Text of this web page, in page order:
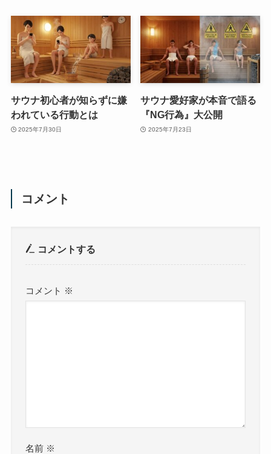
サウナ初心者が知らずに嫌
われている行動とは
2025年7月30日
サウナ愛好家が本音で語る
『NG行為』大公開
2025年7月23日
コメント
コメントする
コメント ※
名前 ※